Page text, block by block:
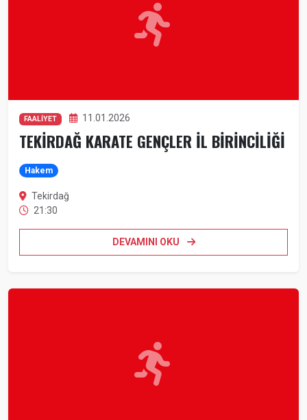
FAALİYET 11.01.2026
TEKİRDAĞ KARATE GENÇLER İL BİRİNCİLİĞİ
Hakem
Tekirdağ
21:30
DEVAMINI OKU